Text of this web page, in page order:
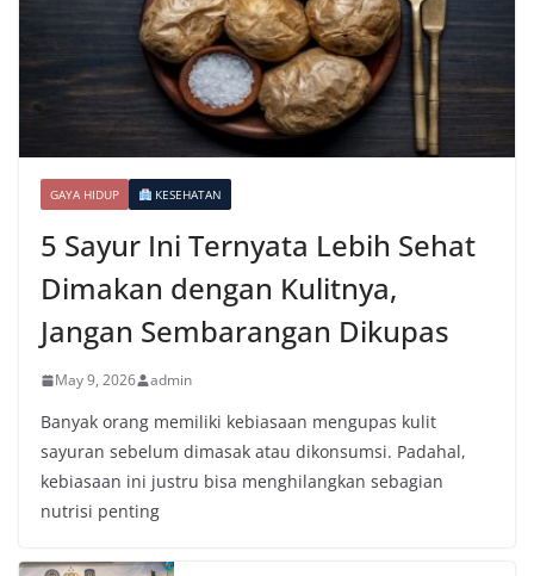
GAYA HIDUP KESEHATAN
5 Sayur Ini Ternyata Lebih Sehat
Dimakan dengan Kulitnya,
Jangan Sembarangan Dikupas
May 9, 2026 admin
Banyak orang memiliki kebiasaan mengupas kulit
sayuran sebelum dimasak atau dikonsumsi. Padahal,
kebiasaan ini justru bisa menghilangkan sebagian
nutrisi penting